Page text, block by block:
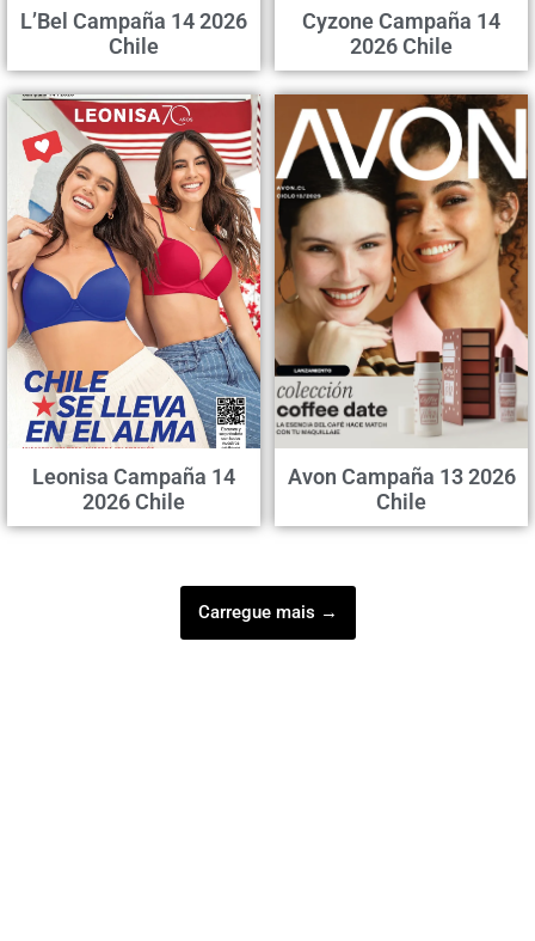
L’Bel Campaña 14 2026
Chile
Cyzone Campaña 14
2026 Chile
Leonisa Campaña 14
2026 Chile
Avon Campaña 13 2026
Chile
Carregue mais →